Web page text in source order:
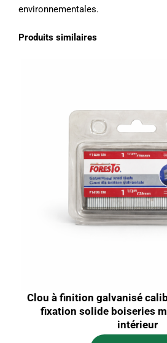
environnementales.
Produits similaires
Clou à finition galvanisé
fixation solide boiseries
intérieur